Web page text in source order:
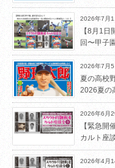
2026年7月
【8月1
回〜甲子
2026年7月5
夏の高校
2026夏の
2026年6月
【緊急開
カルト座
2026年4月